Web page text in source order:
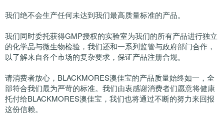
我们绝不会生产任何未达到我们最高质量标准的产品。
我们同时委托获得GMP授权的实验室为我们的所有产品进行独立
的化学品与微生物检验，我们还和一系列监管与政府部门合作，
以了解来自各个市场的复杂要求，保证产品注册合规。
请消费者放心，BLACKMORES澳佳宝的产品质量始终如一，全
部符合我们最为严苛的标准。我们由衷感谢消费者们愿意将健康
托付给BLACKMORES澳佳宝，我们也将通过不断的努力来回报
这份信赖。